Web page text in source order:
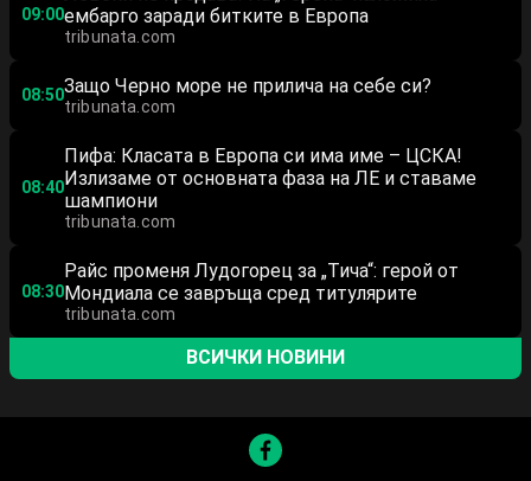
09:00ембарго заради битките в Европа
tribunata.com
08:50Защо Черно море не прилича на себе си?
tribunata.com
08:40
Пифа: Класата в Европа си има име – ЦСКА!
Излизаме от основната фаза на ЛЕ и ставаме
шампиони
tribunata.com
08:30
Райс променя Лудогорец за „Тича“: герой от
Мондиала се завръща сред титулярите
tribunata.com
ВСИЧКИ НОВИНИ